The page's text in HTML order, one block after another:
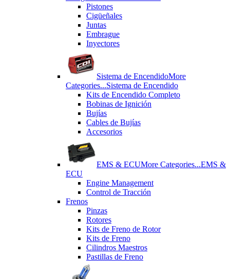
Pistones
Cigüeñales
Juntas
Εmbrague
Inyectores
Sistema de EncendidoMore
Categories...Sistema de Encendido
Kits de Encendido Completo
Bobinas de Ignición
Bujías
Cables de Bujías
Accesorios
EMS & ECUMore Categories...EMS &
ECU
Engine Management
Control de Tracción
Frenos
Pinzas
Rotores
Kits de Freno de Rotor
Kits de Freno
Cilindros Maestros
Pastillas de Freno